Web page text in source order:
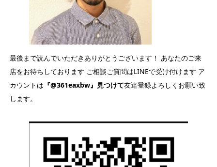
最後まで読んでいただきありがとうございます！ あなたのご来
店をお待ちしております ご相談ご質問はLINEで受け付けます ア
カウントは 『@361eaxbw』見つけて友達登録よろしくお願い致
します。